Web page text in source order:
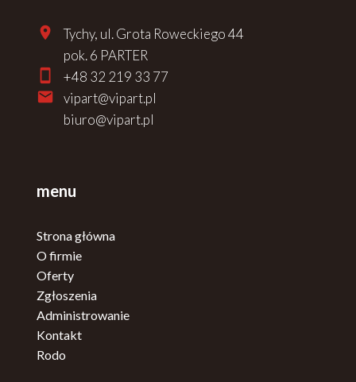
Tychy, ul. Grota Roweckiego 44
pok. 6 PARTER
+48 32 219 33 77
vipart@vipart.pl
biuro@vipart.pl
menu
Strona główna
O firmie
Oferty
Zgłoszenia
Administrowanie
Kontakt
Rodo